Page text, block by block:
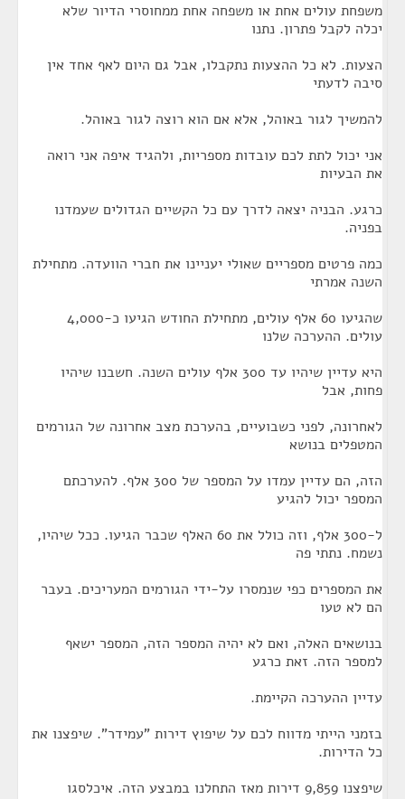
משפחת עולים אחת או משפחה אחת ממחוסרי הדיור שלא
יכלה לקבל פתרון. נתנו
הצעות. לא כל ההצעות נתקבלו, אבל גם היום לאף אחד אין
סיבה לדעתי
להמשיך לגור באוהל, אלא אם הוא רוצה לגור באוהל.
אני יכול לתת לכם עובדות מספריות, ולהגיד איפה אני רואה
את הבעיות
כרגע. הבניה יצאה לדרך עם כל הקשיים הגדולים שעמדנו
בפניה.
כמה פרטים מספריים שאולי יעניינו את חברי הוועדה. מתחילת
השנה אמרתי
שהגיעו 60 אלף עולים, מתחילת החודש הגיעו כ-4,000
עולים. ההערכה שלנו
היא עדיין שיהיו עד 300 אלף עולים השנה. חשבנו שיהיו
פחות, אבל
לאחרונה, לפני כשבועיים, בהערכת מצב אחרונה של הגורמים
המטפלים בנושא
הזה, הם עדיין עמדו על המספר של 300 אלף. להערכתם
המספר יכול להגיע
ל-300 אלף, וזה כולל את 60 האלף שכבר הגיעו. ככל שיהיו,
נשמח. נתתי פה
את המספרים כפי שנמסרו על-ידי הגורמים המעריכים. בעבר
הם לא טעו
בנושאים האלה, ואם לא יהיה המספר הזה, המספר ישאף
למספר הזה. זאת כרגע
עדיין ההערכה הקיימת.
בזמני הייתי מדווח לכם על שיפוץ דירות "עמידר". שיפצנו את
כל הדירות.
שיפצנו 9,859 דירות מאז התחלנו במבצע הזה. איכלסגו